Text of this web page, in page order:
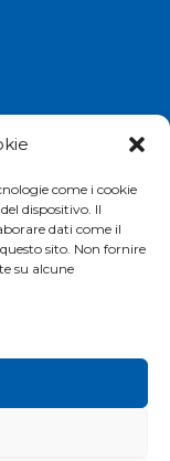
come i cookie
dispositivo. Il
dati come il
sito. Non fornire
su alcune